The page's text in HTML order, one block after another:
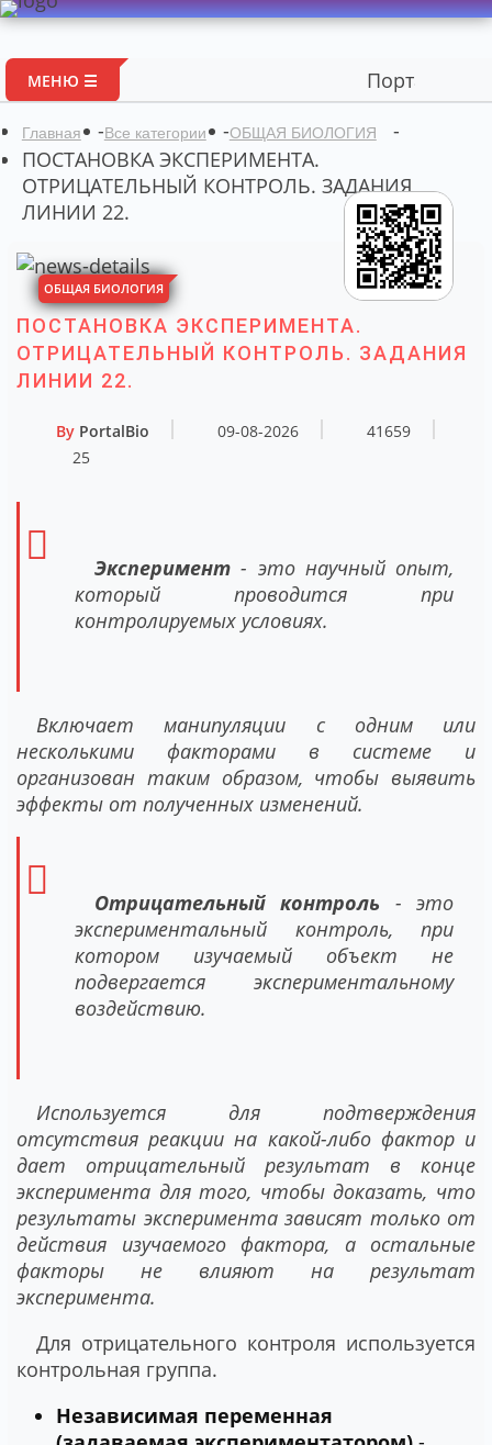
МЕНЮ ☰ Портал авторских
Главная -Все категории -ОБЩАЯ БИОЛОГИЯ
-
ПОСТАНОВКА ЭКСПЕРИМЕНТА.
ОТРИЦАТЕЛЬНЫЙ КОНТРОЛЬ. ЗАДАНИЯ
ЛИНИИ 22.
ОБЩАЯ БИОЛОГИЯ
ПОСТАНОВКА ЭКСПЕРИМЕНТА.
ОТРИЦАТЕЛЬНЫЙ КОНТРОЛЬ. ЗАДАНИЯ
ЛИНИИ 22.
By PortalBio 09-08-2026
41659
25
Эксперимент - это научный опыт,
который проводится при
контролируемых условиях.
Включает манипуляции с одним или
несколькими факторами в системе и
организован таким образом, чтобы выявить
эффекты от полученных изменений.
Отрицательный контроль - это
экспериментальный контроль, при
котором изучаемый объект не
подвергается экспериментальному
воздействию.
Используется для подтверждения
отсутствия реакции на какой-либо фактор и
дает отрицательный результат в конце
эксперимента для того, чтобы доказать, что
результаты эксперимента зависят только от
действия изучаемого фактора, а остальные
факторы не влияют на результат
эксперимента.
Для отрицательного контроля используется
контрольная группа.
Независимая переменная